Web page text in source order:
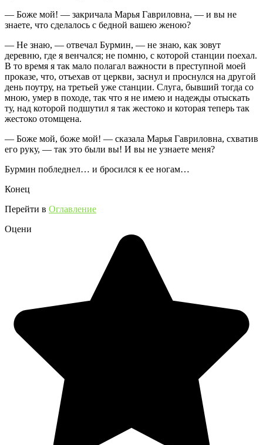
— Боже мой! — закричала Марья Гавриловна, — и вы не
знаете, что сделалось с бедной вашею женою?
— Не знаю, — отвечал Бурмин, — не знаю, как зовут
деревню, где я венчался; не помню, с которой станции поехал.
В то время я так мало полагал важности в преступной моей
проказе, что, отъехав от церкви, заснул и проснулся на другой
день поутру, на третьей уже станции. Слуга, бывший тогда со
мною, умер в походе, так что я не имею и надежды отыскать
ту, над которой подшутил я так жестоко и которая теперь так
жестоко отомщена.
— Боже мой, боже мой! — сказала Марья Гавриловна, схватив
его руку, — так это были вы! И вы не узнаете меня?
Бурмин побледнел… и бросился к ее ногам…
Конец
Перейти в Оглавление
Оцени